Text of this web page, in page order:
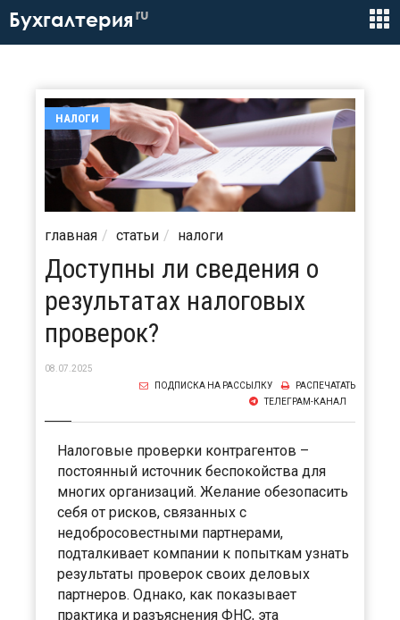
Бухгалтерия ru
НАЛОГИ
главная статьи налоги
Доступны ли сведения о
результатах налоговых
проверок?
08.07.2025
РАСПЕЧАТАТЬ
ПОДПИСКА НА РАССЫЛКУ
ТЕЛЕГРАМ-КАНАЛ
Налоговые проверки контрагентов –
постоянный источник беспокойства для
многих организаций. Желание обезопасить
себя от рисков, связанных с
недобросовестными партнерами,
подталкивает компании к попыткам узнать
результаты проверок своих деловых
партнеров. Однако, как показывает
практика и разъяснения ФНС, эта